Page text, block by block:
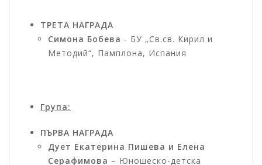
ТРЕТА НАГРАДА
Симона Бобева - БУ „Св.св. Кирил и
Методий“, Памплона, Испания
Група:
ПЪРВА НАГРАДА
Дует Екатерина Пишева и Елена
Серафимова – Юношеско-детска